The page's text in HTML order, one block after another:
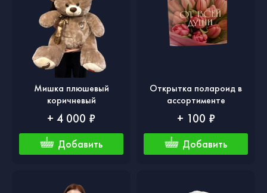
Мишка плюшевый
коричневый
+ 4 000 ₽
Добавить
Открытка полароид в
ассортименте
+ 100 ₽
Добавить